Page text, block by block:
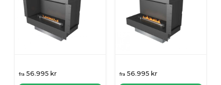
fra 56.995 kr fra 56.995 kr